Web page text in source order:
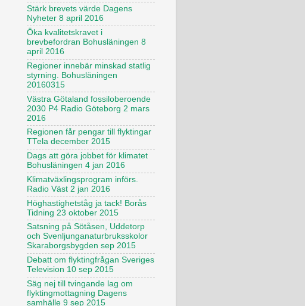
Stärk brevets värde Dagens
Nyheter 8 april 2016
Öka kvalitetskravet i
brevbefordran Bohusläningen 8
april 2016
Regioner innebär minskad statlig
styrning. Bohusläningen
20160315
Västra Götaland fossiloberoende
2030 P4 Radio Göteborg 2 mars
2016
Regionen får pengar till flyktingar
TTela december 2015
Dags att göra jobbet för klimatet
Bohusläningen 4 jan 2016
Klimatväxlingsprogram införs.
Radio Väst 2 jan 2016
Höghastighetståg ja tack! Borås
Tidning 23 oktober 2015
Satsning på Sötåsen, Uddetorp
och Svenljunganaturbruksskolor
Skaraborgsbygden sep 2015
Debatt om flyktingfrågan Sveriges
Television 10 sep 2015
Säg nej till tvingande lag om
flyktingmottagning Dagens
samhälle 9 sep 2015